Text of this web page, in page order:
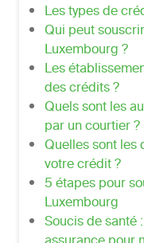
Les types de
Qui peut
Luxembourg ?
Les
des crédits ?
Quels sont les
par un courtier ?
Quelles sont les
votre crédit ?
5 étapes pour
Luxembourg
Soucis de santé